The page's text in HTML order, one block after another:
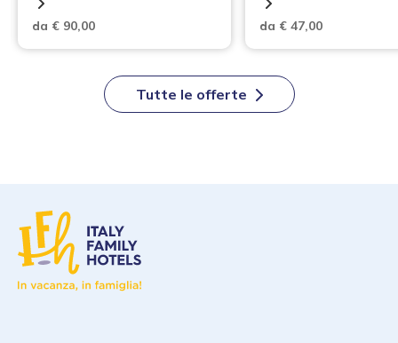
da € 90,00 da € 47,00
Tutte le offerte